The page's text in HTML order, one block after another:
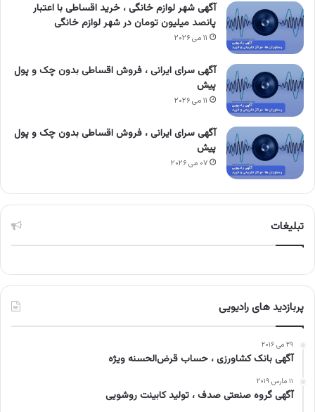
آگهی شهر لوازم خانگی ، خرید اقساطی با اعتبار
پانصد میلیون تومان در شهر لوازم خانگی
۱۱ می ۲۰۲۶
آگهی سرای ایرانی ، فروش اقساطی بدون چک و پول
پیش
۱۱ می ۲۰۲۶
آگهی سرای ایرانی ، فروش اقساطی بدون چک و پول
پیش
۰۷ می ۲۰۲۶
تبلیغات
پربازدید های رادیویی
۲۹ می ۲۰۱۶
آگهی بانک کشاورزی ، حساب قرض‌الحسنه ویژه
۱۱ مارس ۲۰۱۹
آگهی گروه صنعتی صدف ، تولید کابینت روشویی